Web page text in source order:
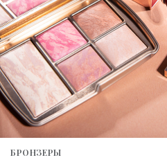
БРОНЗЕРЫ